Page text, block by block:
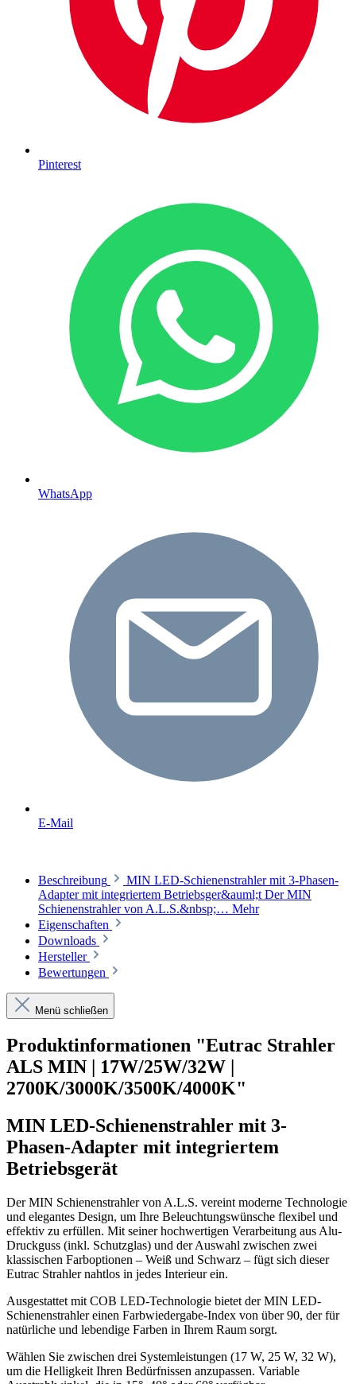
Pinterest
WhatsApp
E-Mail
Beschreibung
MIN LED-Schienenstrahler mit 3-Phasen-
Adapter mit integriertem Betriebsger&auml;t Der MIN
Schienenstrahler von A.L.S.&nbsp;… Mehr
Eigenschaften
Downloads
Hersteller
Bewertungen
Menü schließen
Produktinformationen "Eutrac Strahler
ALS MIN | 17W/25W/32W |
2700K/3000K/3500K/4000K"
MIN LED-Schienenstrahler mit 3-
Phasen-Adapter mit integriertem
Betriebsgerät
Der MIN Schienenstrahler von A.L.S. vereint moderne Technologie
und elegantes Design, um Ihre Beleuchtungswünsche flexibel und
effektiv zu erfüllen. Mit seiner hochwertigen Verarbeitung aus Alu-
Druckguss (inkl. Schutzglas) und der Auswahl zwischen zwei
klassischen Farboptionen – Weiß und Schwarz – fügt sich dieser
Eutrac Strahler nahtlos in jedes Interieur ein.
Ausgestattet mit COB LED-Technologie bietet der MIN LED-
Schienenstrahler einen Farbwiedergabe-Index von über 90, der für
natürliche und lebendige Farben in Ihrem Raum sorgt.
Wählen Sie zwischen drei Systemleistungen (17 W, 25 W, 32 W),
um die Helligkeit Ihren Bedürfnissen anzupassen. Variable